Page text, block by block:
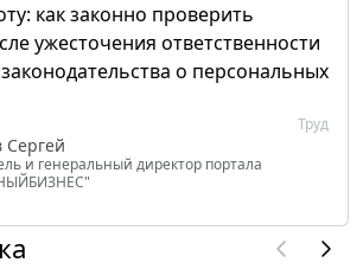
как законно проверить
ужесточения ответственности
о персональных
Труд
Сергей
и генеральный директор портала